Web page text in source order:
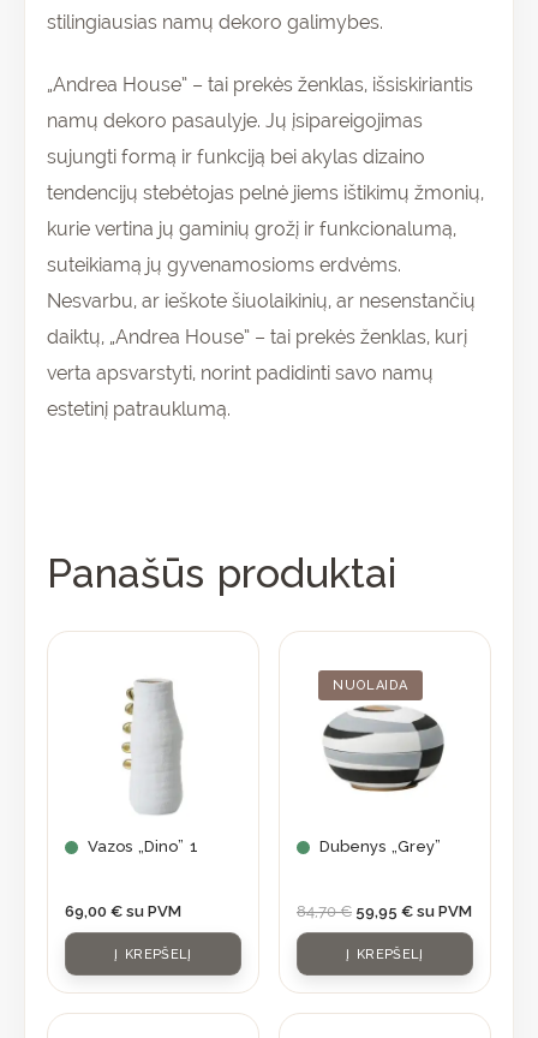
stilingiausias namų dekoro galimybes.
„Andrea House” – tai prekės ženklas, išsiskiriantis
namų dekoro pasaulyje. Jų įsipareigojimas
sujungti formą ir funkciją bei akylas dizaino
tendencijų stebėtojas pelnė jiems ištikimų žmonių,
kurie vertina jų gaminių grožį ir funkcionalumą,
suteikiamą jų gyvenamosioms erdvėms.
Nesvarbu, ar ieškote šiuolaikinių, ar nesenstančių
daiktų, „Andrea House” – tai prekės ženklas, kurį
verta apsvarstyti, norint padidinti savo namų
estetinį patrauklumą.
Panašūs produktai
Vazos „Dino” 1
69,00 € su PVM
Į KREPŠELĮ
NUOLAIDA
Dubenys „Grey”
84,70€
was:
84,70 €.
59,95 €
is:
59,95 €.
su PVM
Į KREPŠELĮ